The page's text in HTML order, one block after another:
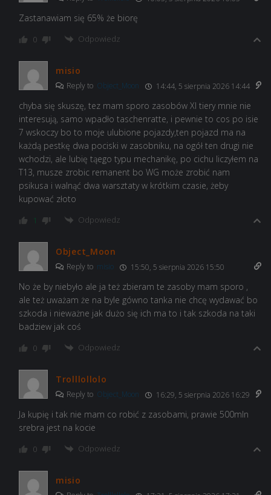
Zastanawiam się 65% że biorę
0 Odpowiedz
misio
Reply to Object_Moon 14:44, 5 sierpnia 2026 14:44
chyba się skuszę, tez mam sporo zasobów XI tiery mnie nie
interesują, samo wpadło taschenratte, i pewnie to cos po isie
7 wskoczy bo to moje ulubione pojazdy,ten pojazd ma na
każdą pestkę dwa pociski w zasobniku, na ogół ten drugi nie
wchodzi, ale lubię tąego typu mechanikę, po cichu liczyłem na
T13, musze zrobic remanent bo WG może zrobić nam
psikusa i walnąć dwa warsztaty w krótkim czasie, żeby
kupować złoto
1 Odpowiedz
Object_Moon
Reply to misio 15:50, 5 sierpnia 2026 15:50
No że by niebyło ale ja też zbieram te zasoby mam sporo ,
ale też uważam że na byle gówno tanka nie chcę wydawać bo
szkoda i nieważne jak dużo się ich ma to i tak szkoda na taki
badziew jak coś
0 Odpowiedz
Trolllollolo
Reply to Object_Moon 16:29, 5 sierpnia 2026 16:29
Ja kupię i tak nie mam co robić z zasobami, prawie 500mln
srebra jest na kocie
0 Odpowiedz
misio